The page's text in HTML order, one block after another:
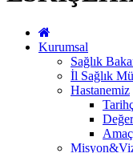
Kurumsal
Sağlık
İl Sağlık
Hastanemiz